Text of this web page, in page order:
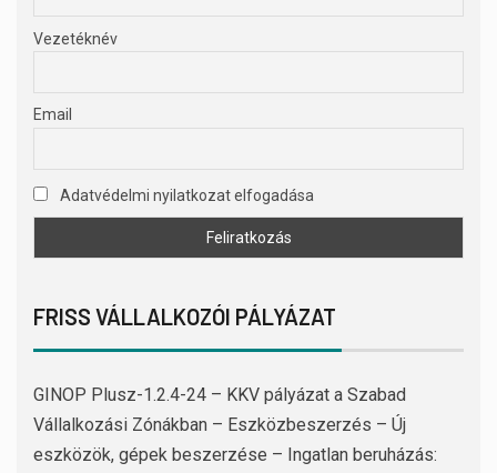
Vezetéknév
Email
Adatvédelmi nyilatkozat elfogadása
FRISS VÁLLALKOZÓI PÁLYÁZAT
GINOP Plusz-1.2.4-24 – KKV pályázat a Szabad
Vállalkozási Zónákban – Eszközbeszerzés – Új
eszközök, gépek beszerzése – Ingatlan beruházás: